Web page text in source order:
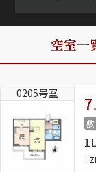
シャーメゾンシ
らくらく内見
シャーメゾンラ
自立型サービス
空室一
0205号室
敷